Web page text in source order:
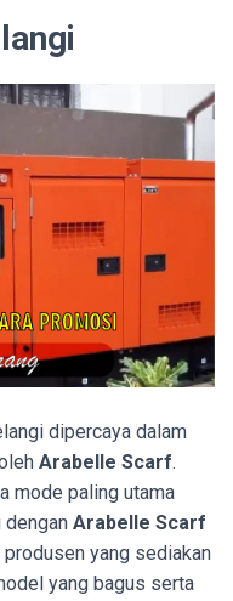
dipercaya dalam
Arabelle Scarf.
mode paling utama
dengan Arabelle Scarf
produsen yang sediakan
yang bagus serta